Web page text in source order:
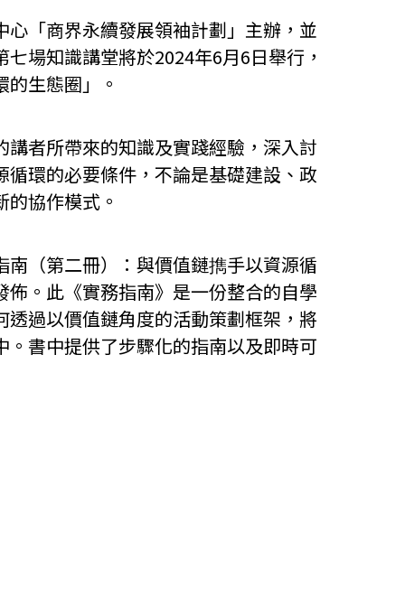
「商界永續發展領袖計劃」主辦，並
場知識講堂將於2024年6月6日舉行，
生態圈」。
者所帶來的知識及實踐經驗，深入討
環的必要條件，不論是基礎建設、政
協作模式。
（第二冊）：與價值鏈擕手以資源循
。此《實務指南》是一份整合的自學
過以價值鏈角度的活動策劃框架，將
書中提供了步驟化的指南以及即時可